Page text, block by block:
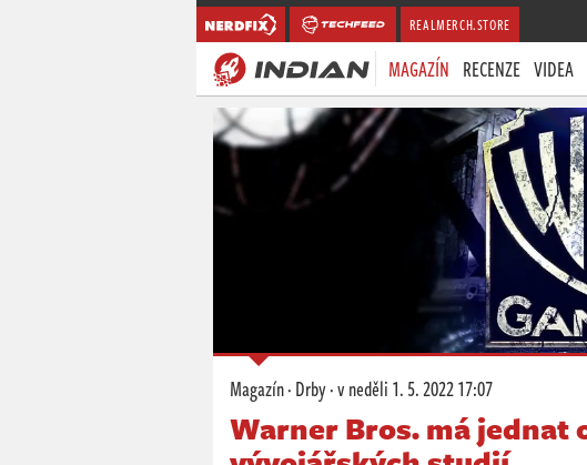
REALMERCH.STORE
MAGAZÍN RECENZE VIDEA
Magazín·Drby·v neděli1. 5. 2022 17:07
Warner Bros. má jednat